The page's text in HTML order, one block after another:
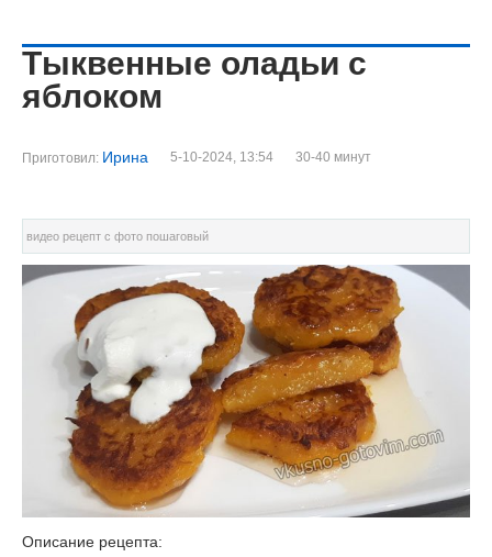
Тыквенные оладьи с
яблоком
Приготовил: Ирина 5-10-2024, 13:54 30-40 минут
видео рецепт с фото пошаговый
Описание рецепта: